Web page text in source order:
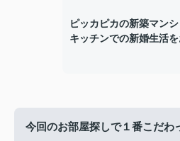
ピッカピカの新築マン
キッチンでの新婚生活
今回のお部屋探しで１番こだわ